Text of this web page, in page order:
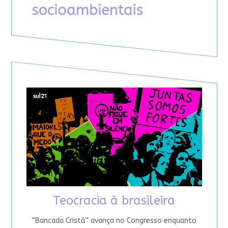
Teocracia à brasileira
“Bancada Cristã” avança no Congresso enquanto